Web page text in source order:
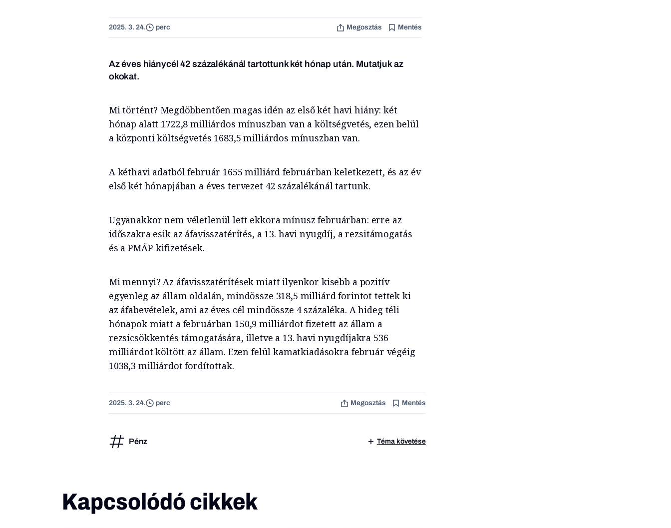
2025. 3. 24. perc Megosztás Mentés
Az éves hiánycél 42 százalékánál tartottunk két hónap után. Mutatjuk az
okokat.
Mi történt? Megdöbbentően magas idén az első két havi hiány: két
hónap alatt 1722,8 milliárdos mínuszban van a költségvetés, ezen belül
a központi költségvetés 1683,5 milliárdos mínuszban van.
A kéthavi adatból február 1655 milliárd februárban keletkezett, és az év
első két hónapjában a éves tervezet 42 százalékánál tartunk.
Ugyanakkor nem véletlenül lett ekkora mínusz februárban: erre az
időszakra esik az áfavisszatérítés, a 13. havi nyugdíj, a rezsitámogatás
és a PMÁP-kifizetések.
Mi mennyi? Az áfavisszatérítések miatt ilyenkor kisebb a pozitív
egyenleg az állam oldalán, mindössze 318,5 milliárd forintot tettek ki
az áfabevételek, ami az éves cél mindössze 4 százaléka. A hideg téli
hónapok miatt a februárban 150,9 milliárdot fizetett az állam a
rezsicsökkentés támogatására, illetve a 13. havi nyugdíjakra 536
milliárdot költött az állam. Ezen felül kamatkiadásokra február végéig
1038,3 milliárdot fordítottak.
2025. 3. 24. perc Megosztás Mentés
Pénz Téma követése
Kapcsolódó cikkek